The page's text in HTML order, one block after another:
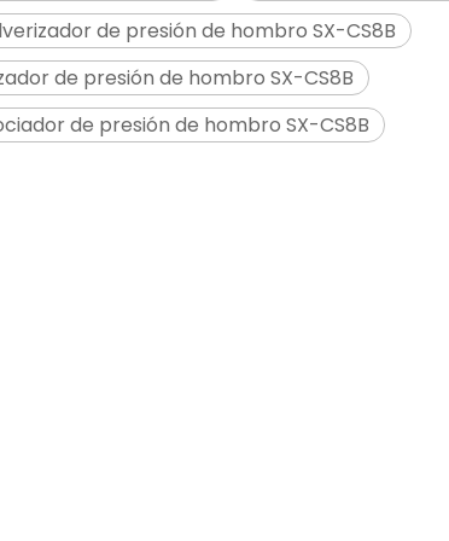
de presión de hombro SX-CS8B
de presión de hombro SX-CS8B
de presión de hombro SX-CS8B